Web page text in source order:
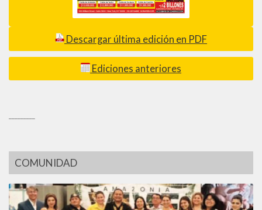
Descargar última edición en PDF
Ediciones anteriores
COMUNIDAD